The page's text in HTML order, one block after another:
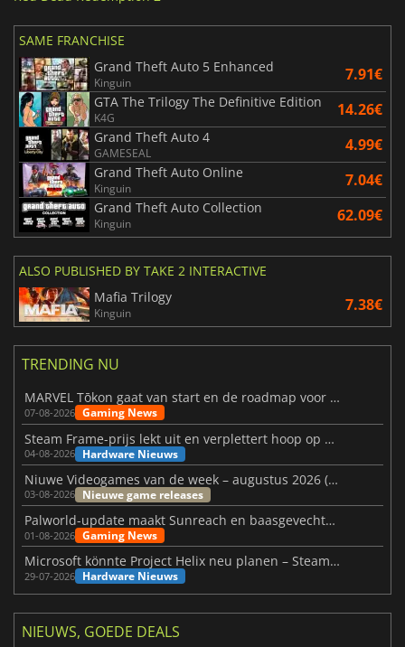
SAME FRANCHISE
Grand Theft Auto 5 Enhanced
Kinguin 7.91€
GTA The Trilogy The Definitive Edition
K4G 14.26€
Grand Theft Auto 4
GAMESEAL 4.99€
Grand Theft Auto Online
Kinguin 7.04€
Grand Theft Auto Collection
Kinguin 62.09€
ALSO PUBLISHED BY TAKE 2 INTERACTIVE
Mafia Trilogy
Kinguin 7.38€
TRENDING NU
MARVEL Tōkon gaat van start en de roadmap voor jaar 1 is bekendgemaakt
07-08-2026 Gaming News
Steam Frame-prijs lekt uit en verplettert hoop op betaalbare VR
04-08-2026 Hardware Nieuws
Niuwe Videogames van de week – augustus 2026 (week 32)
03-08-2026 Nieuwe game releases
Palworld-update maakt Sunreach en baasgevechten stabieler
01-08-2026 Gaming News
Microsoft könnte Project Helix neu planen – Steam-Support wackelt
29-07-2026 Hardware Nieuws
NIEUWS, GOEDE DEALS